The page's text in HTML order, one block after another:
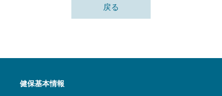
戻る
健保基本情報